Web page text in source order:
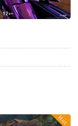
Hot